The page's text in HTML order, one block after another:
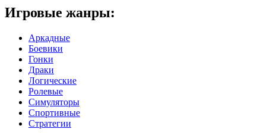
Игровые жанры:
Аркадные
Боевики
Гонки
Драки
Логические
Ролевые
Симуляторы
Спортивные
Стратегии